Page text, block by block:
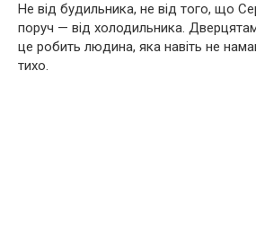
Не від будильника, не від того, що
поруч — від холодильника.
це робить людина, яка навіть не
тихо.